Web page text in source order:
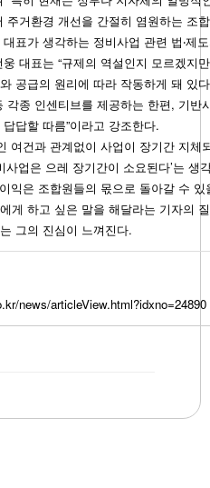
주거환경 개선을 간절히 염원하는 조
표가 생각하는 정비사업 관련 법‧제
대표는 “규제의 역설인지 모르겠지
공급의 원리에 따라 작동하게 돼 있
각종 인센티브를 제공하는 한편, 기
답할 따름”이라고 강조한다.
여건과 관계없이 사업이 장기간 지
사업은 으레 장기간이 소요된다’는
익은 조합원들의 몫으로 돌아갈 수 있
게 하고 싶은 말을 해달라는 기자의
그의 진심이 느껴진다.
news/articleView.html?idxno=24890